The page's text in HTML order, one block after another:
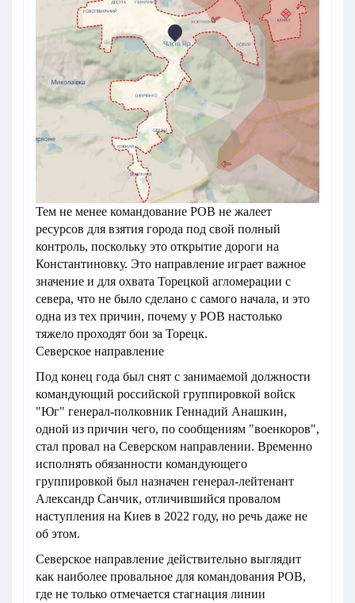
Тем не менее командование РОВ не жалеет
ресурсов для взятия города под свой полный
контроль, поскольку это открытие дороги на
Константиновку. Это направление играет важное
значение и для охвата Торецкой агломерации с
севера, что не было сделано с самого начала, и это
одна из тех причин, почему у РОВ настолько
тяжело проходят бои за Торецк.
Северское направление
Под конец года был снят с занимаемой должности
командующий российской группировкой войск
"Юг" генерал-полковник Геннадий Анашкин,
одной из причин чего, по сообщениям "военкоров",
стал провал на Северском направлении. Временно
исполнять обязанности командующего
группировкой был назначен генерал-лейтенант
Александр Санчик, отличившийся провалом
наступления на Киев в 2022 году, но речь даже не
об этом.
Северское направление действительно выглядит
как наиболее провальное для командования РОВ,
где не только отмечается стагнация линии